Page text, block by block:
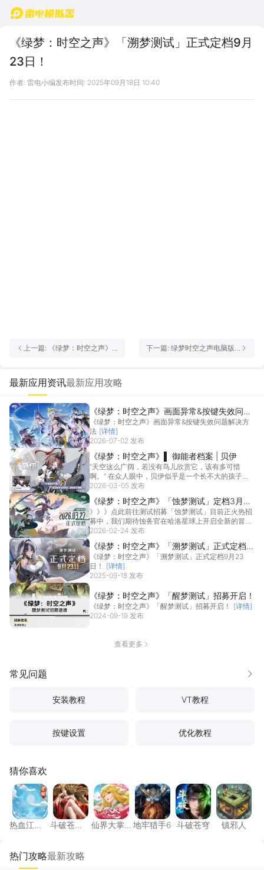
首页
《绿梦：时空之声》「溯梦测试」正式定档9月
23日！
作者: 雷电小编发布时间: 2025年09月18日 10:40
上一篇: 《绿梦：时空之声》
下一篇: 绿梦时空之声电脑版
最新应用资讯最新应用攻略
《绿梦：时空之声》画面异常&按键失效问题
解决方法
《绿梦：时空之声》画面异常&按键失效问题解决方
法 [详情]
2026-07-02 发布
《绿梦：时空之声》▌ 御能者档案 | 贝伊
“天空这么广阔，若没有鸟儿欣赏它，该有多可惜
啊。” 在众人眼中，贝伊似乎是一个长不大的孩子。
但她明白... [详情]
2026-03-05 发布
《绿梦：时空之声》「蚀梦测试」定档3月27
日，测试招募进行中！
》》》点此前往测试招募「蚀梦测试」目前正火热招
募中，我们期待蚀务官在哈洛星球上开启全新的冒
险。值此新... [详情]
2026-02-24 发布
《绿梦：时空之声》「溯梦测试」正式定档9
月23日！
《绿梦：时空之声》「溯梦测试」正式定档9月23
日！
[详情]
2025-09-18 发布
《绿梦：时空之声》「醒梦测试」招募开启！
《绿梦：时空之声》「醒梦测试」招募开启！
[详情]
2024-09-19 发布
查看更多
常见问题 更多
安装教程 VT教程
按键设置 优化教程
猜你喜欢
热血江湖：觉醒
热血江
斗破苍穹：斗帝之路
斗破苍
仙界大掌门
仙界大掌
地牢猎手6
地牢猎手6
斗破苍穹
斗破苍穹
镇邪人
镇邪人
热门攻略最新攻略